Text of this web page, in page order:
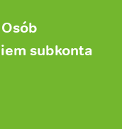
subkonta